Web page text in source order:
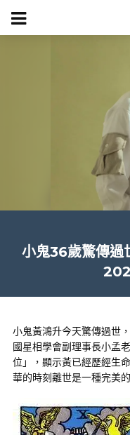
小鬼36歲驚傳過
小鬼黃鴻升今天驚傳過世
國星相學會副理事長小孟
位」，顯示黃已經歷經生
華的時刻離世是一種完美